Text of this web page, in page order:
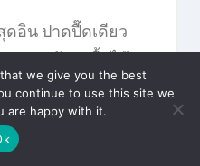
อิน ปาดปื๊ดเดียว
! แถมยังหาซื้อได้
we give you the best
continue to use this site we
are happy with it.